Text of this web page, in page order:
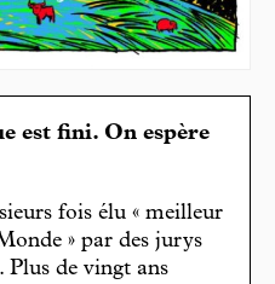
est fini. On espère
fois élu « meilleur
» par des jurys
de vingt ans